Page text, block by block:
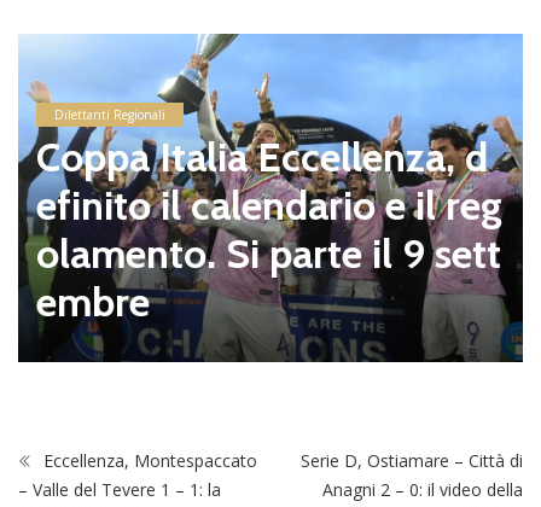
Dilettanti Regionali
Coppa Italia Eccellenza, d
efinito il calendario e il reg
olamento. Si parte il 9 sett
embre
Eccellenza, Montespaccato
– Valle del Tevere 1 – 1: la
Serie D, Ostiamare – Città di
Anagni 2 – 0: il video della